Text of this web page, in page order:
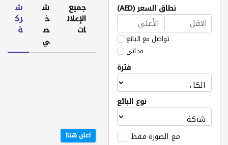
نطاق السعر (AED)
تواصل مع البائع
مجاني
فترة
نوع البائع
مع الصورة فقط
جميع
الإعلان
ات
ش
خ
ص
ي
ش
رك
ة
اعلن هنا!